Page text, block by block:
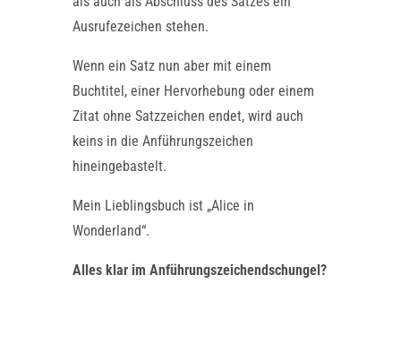
Ausrufezeichen stehen.
Wenn ein Satz nun aber mit einem
Buchtitel, einer Hervorhebung oder einem
Zitat ohne Satzzeichen endet, wird auch
keins in die Anführungszeichen
hineingebastelt.
Mein Lieblingsbuch ist „Alice in
Wonderland“.
Alles klar im Anführungszeichendschungel?